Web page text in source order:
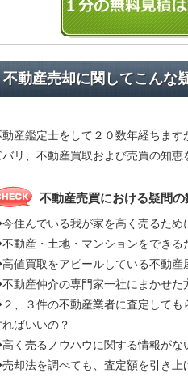
不動産売却に関してこんな
動産鑑定士をして２０数年経ちます
バリ、不動産買取および売買の知恵
不動産売買における疑問の
住んでいる我が家を高く売るため
動産・土地・マンションをできる
値買取をアピールしている不動産
動産仲介の専門家一社にまかせ
、３件の不動産業者に査定しても
ればいいの？
く売るノウハウに関する情報がな
却法を調べても、査定額を引き上